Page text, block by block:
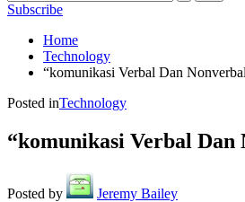
Subscribe
Home
Technology
“komunikasi Verbal Dan
Posted inTechnology
“komunikasi Verbal Dan
Posted by Jeremy Bailey